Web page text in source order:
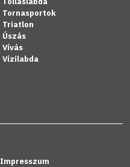
Tornasportok
Triatlon
Úszás
Vívás
Vízilabda
Impresszum